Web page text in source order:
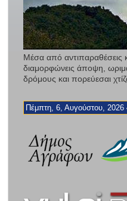
Μέσα από αντιπαραθέσεις
διαμορφώνεις άποψη,
δρόμους και πορεύεσαι
Πέμπτη, 6, Αυγούστου, 2026